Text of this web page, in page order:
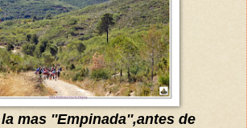
mas ''Empinada'',antes de